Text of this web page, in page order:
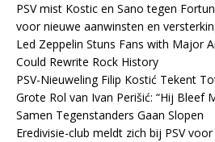
PSV mist Kostic en Sano tegen
voor nieuwe aanwinsten en
Led Zeppelin Stuns Fans with Major
Could Rewrite Rock History
PSV-Nieuweling Filip Kostić Tekent
Grote Rol van Ivan Perišić: “Hij Bleef
Samen Tegenstanders Gaan Slopen
Eredivisie-club meldt zich bij PSV